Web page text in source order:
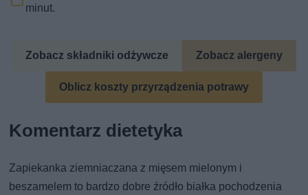
minut.
Zobacz składniki odżywcze Zobacz alergeny
Oblicz koszty przyrządzenia potrawy
Komentarz dietetyka
Zapiekanka ziemniaczana z mięsem mielonym i
beszamelem to bardzo dobre źródło białka pochodzenia